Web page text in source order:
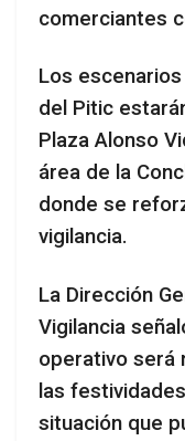
comerciantes
Los
del Pitic
Plaza Alonso
área de la
donde se
vigilancia.
La Dirección
Vigilancia
operativo será
las
situación que